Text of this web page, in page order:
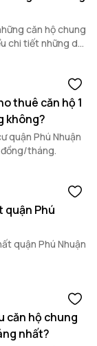
căn hộ chung
chi tiết những dự
thuê căn hộ 1
không?
quận Phú Nhuận
ngủ giá 5 - 10 triệu đồng/tháng.
quận Phú
quận Phú Nhuận
căn hộ chung
nhất?